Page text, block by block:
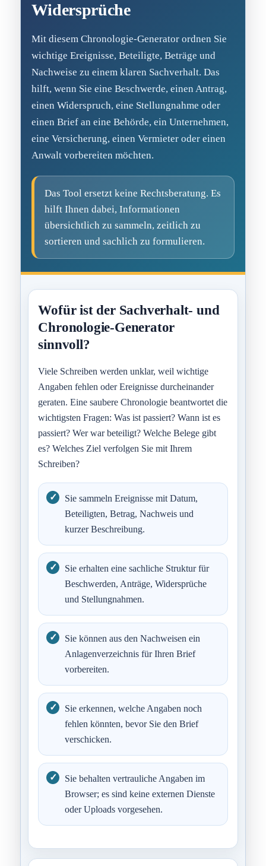
Widersprüche
Mit diesem Chronologie-Generator ordnen Sie
wichtige Ereignisse, Beteiligte, Beträge und
Nachweise zu einem klaren Sachverhalt. Das
hilft, wenn Sie eine Beschwerde, einen Antrag,
einen Widerspruch, eine Stellungnahme oder
einen Brief an eine Behörde, ein Unternehmen,
eine Versicherung, einen Vermieter oder einen
Anwalt vorbereiten möchten.
Das Tool ersetzt keine Rechtsberatung. Es
hilft Ihnen dabei, Informationen
übersichtlich zu sammeln, zeitlich zu
sortieren und sachlich zu formulieren.
Wofür ist der Sachverhalt- und
Chronologie-Generator
sinnvoll?
Viele Schreiben werden unklar, weil wichtige
Angaben fehlen oder Ereignisse durcheinander
geraten. Eine saubere Chronologie beantwortet die
wichtigsten Fragen: Was ist passiert? Wann ist es
passiert? Wer war beteiligt? Welche Belege gibt
es? Welches Ziel verfolgen Sie mit Ihrem
Schreiben?
Sie sammeln Ereignisse mit Datum,
Beteiligten, Betrag, Nachweis und
kurzer Beschreibung.
Sie erhalten eine sachliche Struktur für
Beschwerden, Anträge, Widersprüche
und Stellungnahmen.
Sie können aus den Nachweisen ein
Anlagenverzeichnis für Ihren Brief
vorbereiten.
Sie erkennen, welche Angaben noch
fehlen könnten, bevor Sie den Brief
verschicken.
Sie behalten vertrauliche Angaben im
Browser; es sind keine externen Dienste
oder Uploads vorgesehen.